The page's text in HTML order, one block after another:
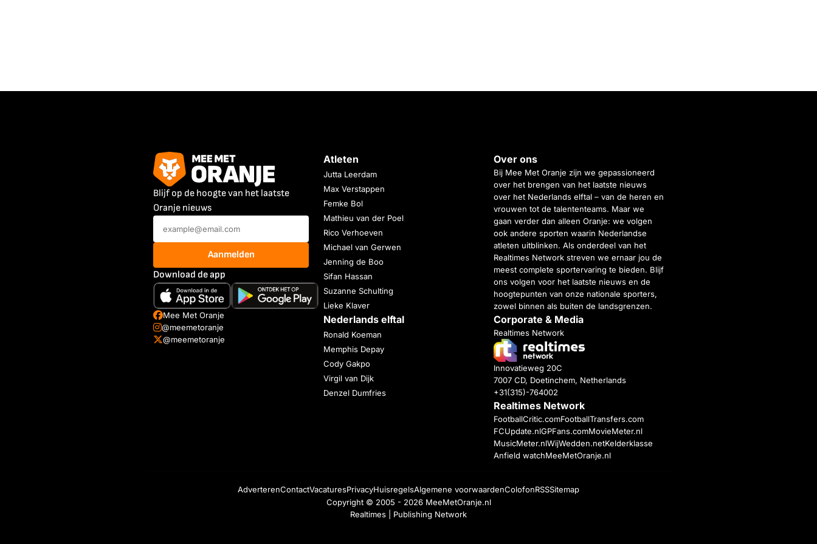
Blijf op de hoogte van het laatste
Oranje nieuws
Aanmelden
Download de app
Mee Met Oranje
@meemetoranje
@meemetoranje
Atleten
Jutta Leerdam
Max Verstappen
Femke Bol
Mathieu van der Poel
Rico Verhoeven
Michael van Gerwen
Jenning de Boo
Sifan Hassan
Suzanne Schulting
Lieke Klaver
Nederlands elftal
Ronald Koeman
Memphis Depay
Cody Gakpo
Virgil van Dijk
Denzel Dumfries
Over ons
Bij Mee Met Oranje zijn we gepassioneerd
over het brengen van het laatste nieuws
over het Nederlands elftal – van de heren en
vrouwen tot de talententeams. Maar we
gaan verder dan alleen Oranje: we volgen
ook andere sporten waarin Nederlandse
atleten uitblinken. Als onderdeel van het
Realtimes Network streven we ernaar jou de
meest complete sportervaring te bieden. Blijf
ons volgen voor het laatste nieuws en de
hoogtepunten van onze nationale sporters,
zowel binnen als buiten de landsgrenzen.
Corporate & Media
Realtimes Network
Innovatieweg 20C
7007 CD, Doetinchem, Netherlands
+31(315)-764002
Realtimes Network
FootballCritic.comFootballTransfers.com
FCUpdate.nlGPFans.comMovieMeter.nl
MusicMeter.nlWijWedden.netKelderklasse
Anfield watchMeeMetOranje.nl
AdverterenContactVacaturesPrivacyHuisregelsAlgemene voorwaardenColofonRSSSitemap
Copyright © 2005 - 2026 MeeMetOranje.nl
Realtimes | Publishing Network